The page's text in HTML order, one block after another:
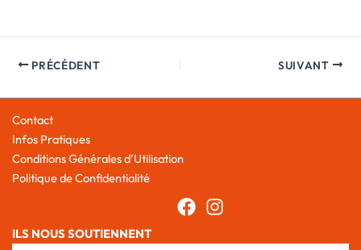
PRÉCÉDENT SUIVANT
Contact
Infos Pratiques
Conditions Générales d’Utilisation
Politique de Confidentialité
ILS NOUS SOUTIENNENT